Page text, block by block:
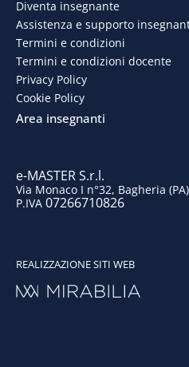
b
o
k
e
d
Diventa insegnante
Assistenza e supporto
Termini e condizioni
Termini e condizioni docente
Privacy Policy
Cookie Policy
Area insegnanti
e-MASTER S.r.l.
Via Monaco I n°32, Bagheria
P.IVA 07266710826
REALIZZAZIONE SITI WEB